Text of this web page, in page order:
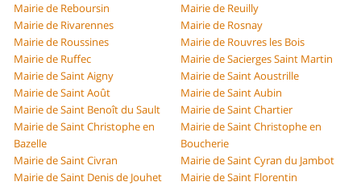
Mairie de Reboursin
Mairie de Reuilly
Mairie de Rivarennes
Mairie de Rosnay
Mairie de Roussines
Mairie de Rouvres les Bois
Mairie de Ruffec
Mairie de Sacierges Saint Martin
Mairie de Saint Aigny
Mairie de Saint Aoustrille
Mairie de Saint Août
Mairie de Saint Aubin
Mairie de Saint Benoît du Sault
Mairie de Saint Chartier
Mairie de Saint Christophe en
Bazelle
Mairie de Saint Christophe en
Boucherie
Mairie de Saint Civran
Mairie de Saint Cyran du Jambot
Mairie de Saint Denis de Jouhet
Mairie de Saint Florentin